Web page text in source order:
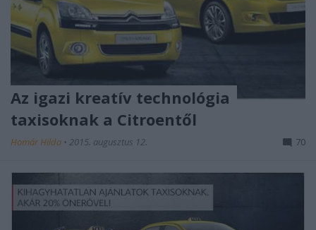
Az igazi kreatív technológia
taxisoknak a Citroentől
Homár Hilda • 2015. augusztus 12. 70